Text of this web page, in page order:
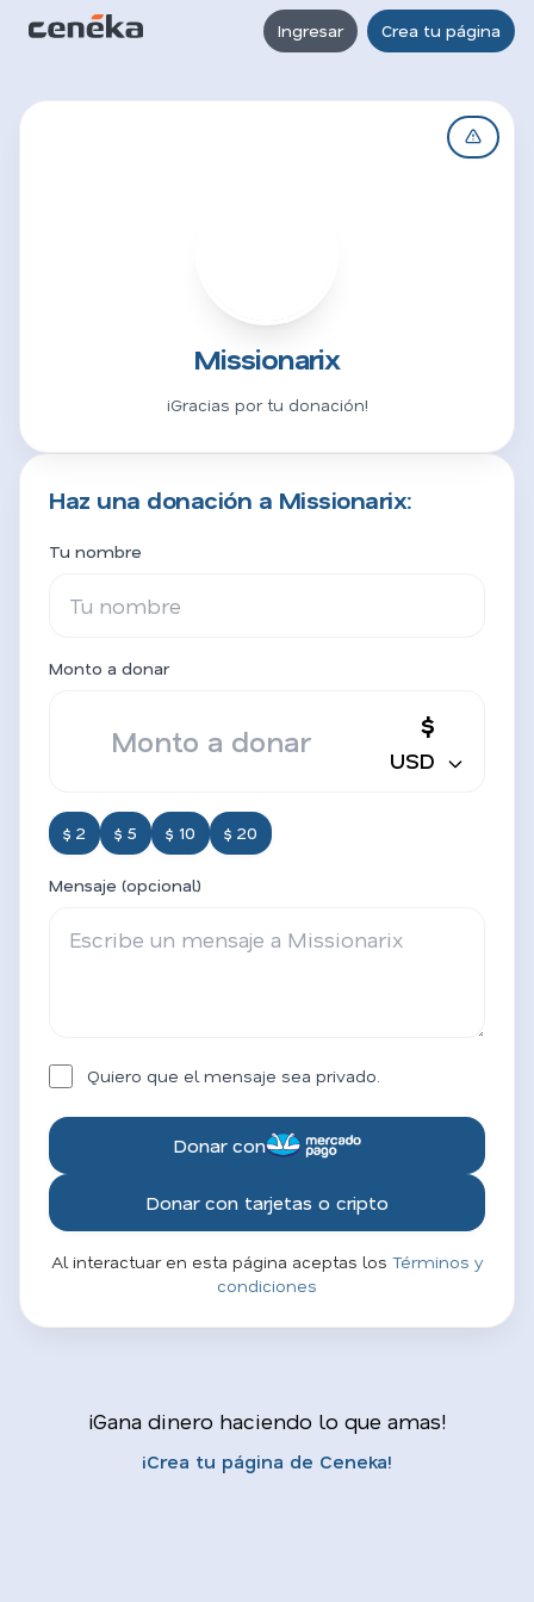
Ingresar Crea tu página
Missionarix
¡Gracias por tu donación!
Haz una donación a Missionarix:
Tu nombre
Monto a donar
$
USD
$ 2 $ 5 $ 10 $ 20
Mensaje (opcional)
Quiero que el mensaje sea privado.
Donar con
Donar con tarjetas o cripto
Al interactuar en esta página aceptas los Términos y
condiciones
¡Gana dinero haciendo lo que amas!
¡Crea tu página de Ceneka!